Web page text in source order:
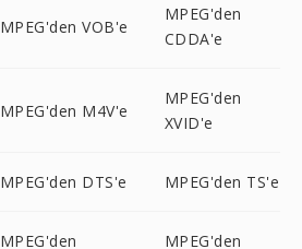
MPEG'den VOB'e
MPEG'den
CDDA'e
MPEG'den M4V'e
MPEG'den
XVID'e
MPEG'den DTS'e MPEG'den TS'e
MPEG'den
MPEG'den